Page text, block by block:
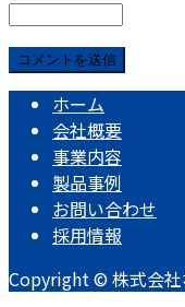
ホーム
会社概要
事業内容
製品事例
お問い合わせ
採用情報
Copyright © 株式会社